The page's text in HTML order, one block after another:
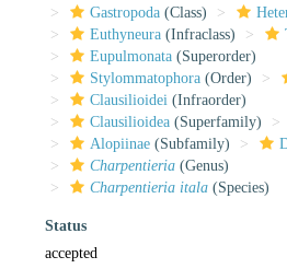
Gastropoda (Class)
Euthyneura (Infraclass)
Eupulmonata (Superorder)
Stylommatophora (Order)
Clausilioidei (Infraorder)
Clausilioidea (Superfamily)
Alopiinae (Subfamily)
Charpentieria (Genus)
Charpentieria itala (Species)
Status
accepted